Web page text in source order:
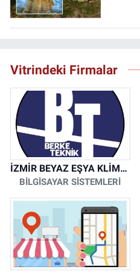
Vitrindeki Firmalar
İZMİR BEYAZ EŞYA KLİMA KOMBİ SERVİSİ
BİLGİSAYAR SİSTEMLERİ